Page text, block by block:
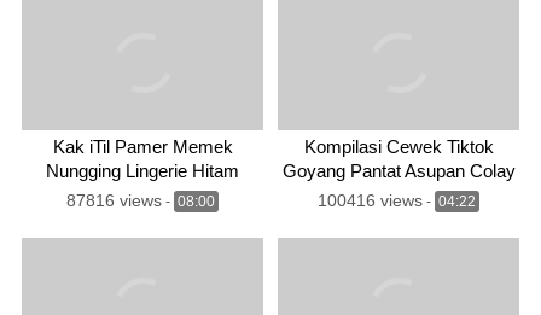
Kak iTil Pamer Memek
Nungging Lingerie Hitam
Dream
87816 views - 08:00
Kompilasi Cewek Tiktok
Goyang Pantat Asupan Colay
100416 views - 04:22